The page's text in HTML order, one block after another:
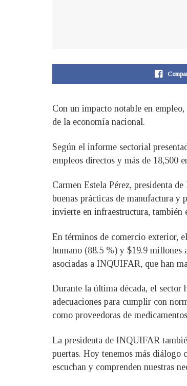
Con un impacto notable en
de la economía nacional.
Según el informe sectorial
empleos directos y más de 18,500
Carmen Estela Pérez, presidenta
buenas prácticas de manufactura
invierte en infraestructura, también
En términos de comercio exterior,
humano (88.5 %) y $19.9 millones
asociadas a INQUIFAR, que han
Durante la última década, el sector
adecuaciones para cumplir con
como proveedoras de
La presidenta de INQUIFAR
puertas. Hoy tenemos más
escuchan y comprenden nuestras